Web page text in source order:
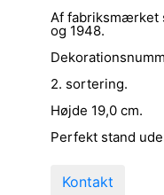
Af fabriksmærket
og 1948.
2. sortering.
Højde 19,0 cm.
Perfekt stand
Kontakt